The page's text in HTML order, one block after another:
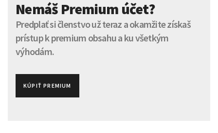
Nemáš Premium účet?
Predplať si členstvo už teraz a okamžite získaš
prístup k premium obsahu a ku všetkým
výhodám.
KÚPIŤ PREMIUM